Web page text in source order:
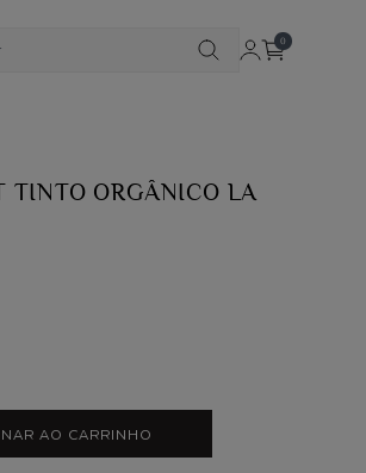
0
TINTO ORGÂNICO LA
AO CARRINHO